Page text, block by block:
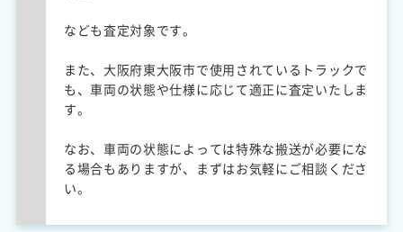
なども査定対象です。
また、大阪府東大阪市で使用されているトラックで
も、車両の状態や仕様に応じて適正に査定いたしま
す。
なお、車両の状態によっては特殊な搬送が必要にな
る場合もありますが、まずはお気軽にご相談くださ
い。